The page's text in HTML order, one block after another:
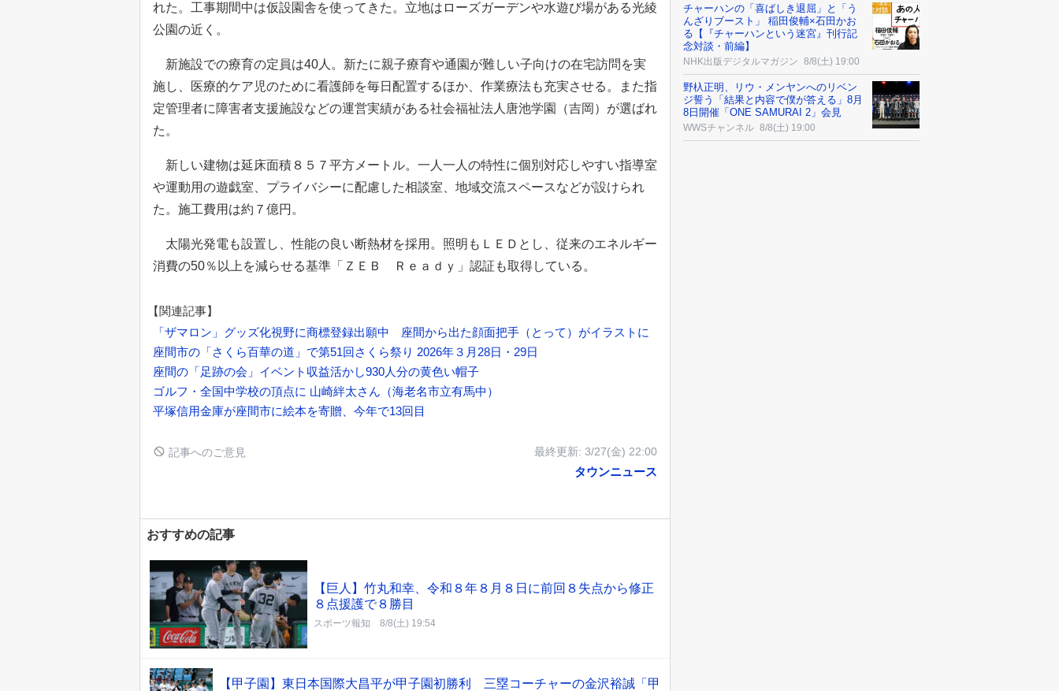
れた。工事期間中は仮設園舎を使ってきた。立地はローズガーデンや水遊び場がある光綾
公園の近く。
新施設での療育の定員は40人。新たに親子療育や通園が難しい子向けの在宅訪問を実
施し、医療的ケア児のために看護師を毎日配置するほか、作業療法も充実させる。また指
定管理者に障害者支援施設などの運営実績がある社会福祉法人唐池学園（吉岡）が選ばれ
た。
新しい建物は延床面積８５７平方メートル。一人一人の特性に個別対応しやすい指導室
や運動用の遊戯室、プライバシーに配慮した相談室、地域交流スペースなどが設けられ
た。施工費用は約７億円。
太陽光発電も設置し、性能の良い断熱材を採用。照明もＬＥＤとし、従来のエネルギー
消費の50％以上を減らせる基準「ＺＥＢ Ｒｅａｄｙ」認証も取得している。
【関連記事】
「ザマロン」グッズ化視野に商標登録出願中 座間から出た顔面把手（とって）がイラストに
座間市の「さくら百華の道」で第51回さくら祭り 2026年３月28日・29日
座間の「足跡の会」イベント収益活かし930人分の黄色い帽子
ゴルフ・全国中学校の頂点に 山崎絆太さん（海老名市立有馬中）
平塚信用金庫が座間市に絵本を寄贈、今年で13回目
記事へのご意見 最終更新: 3/27(金) 22:00
タウンニュース
おすすめの記事
【巨人】竹丸和幸、令和８年８月８日に前回８失点から修正
８点援護で８勝目
スポーツ報知 8/8(土) 19:54
【甲子園】東日本国際大昌平が甲子園初勝利 三塁コーチャーの金沢裕誠「甲
チャーハンの「喜ばしき退屈」と「う
んざりブースト」 稲田俊輔×石田かお
る【『チャーハンという迷宮』刊行記
念対談・前編】
NHK出版デジタルマガジン 8/8(土) 19:00
野杁正明、リウ・メンヤンへのリベン
ジ誓う「結果と内容で僕が答える」8月
8日開催「ONE SAMURAI 2」会見
WWSチャンネル 8/8(土) 19:00